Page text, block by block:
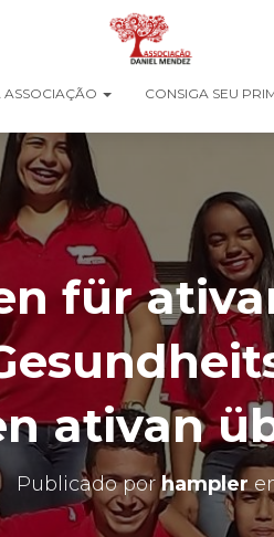
ASSOCIAÇÃO CONSIGA SEU
für
ativan
Publicado porhampler